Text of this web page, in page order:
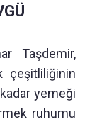
Taşdemir,
çeşitliliğinin
yemeği
ruhumu